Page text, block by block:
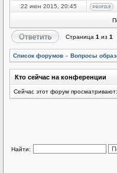
22 июн 2015, 20:45
Страница 1 из 1
Список форумов » Вопросы
Кто сейчас на конференции
Сейчас этот форум
Найти: